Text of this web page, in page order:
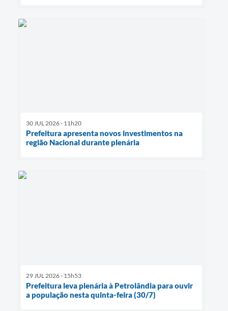
30 JUL 2026 - 11h20
Prefeitura apresenta novos investimentos na
região Nacional durante plenária
29 JUL 2026 - 15h53
Prefeitura leva plenária à Petrolândia para ouvir
a população nesta quinta-feira (30/7)